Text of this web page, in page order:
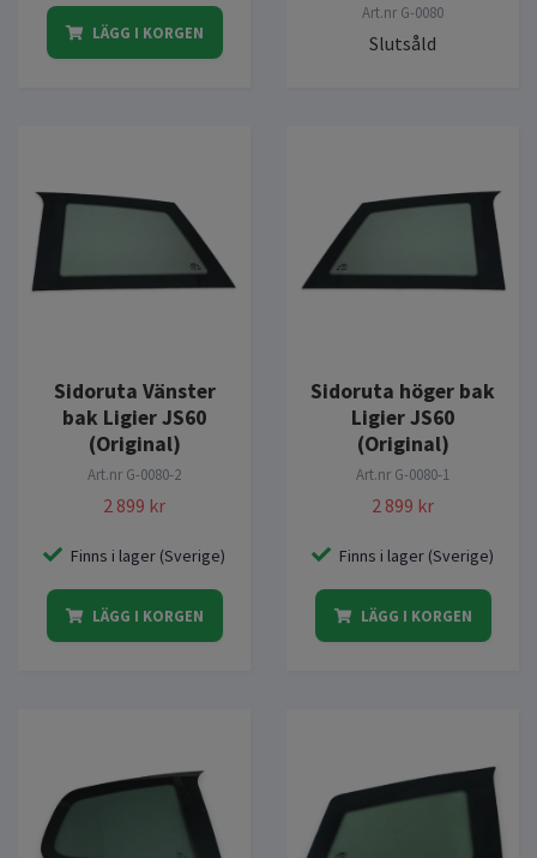
LÄGG I KORGEN
Art.nr G-0080
Slutsåld
Sidoruta Vänster
bak Ligier JS60
(Original)
Art.nr G-0080-2
2 899 kr
Finns i lager (Sverige)
LÄGG I KORGEN
Sidoruta höger bak
Ligier JS60
(Original)
Art.nr G-0080-1
2 899 kr
Finns i lager (Sverige)
LÄGG I KORGEN